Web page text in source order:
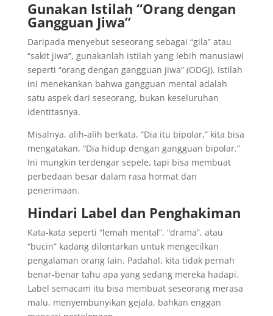
Gunakan Istilah “Orang dengan
Gangguan Jiwa”
Daripada menyebut seseorang sebagai “gila” atau
“sakit jiwa”, gunakanlah istilah yang lebih manusiawi
seperti “orang dengan gangguan jiwa” (ODGJ). Istilah
ini menekankan bahwa gangguan mental adalah
satu aspek dari seseorang, bukan keseluruhan
identitasnya.
Misalnya, alih-alih berkata, “Dia itu bipolar,” kita bisa
mengatakan, “Dia hidup dengan gangguan bipolar.”
Ini mungkin terdengar sepele, tapi bisa membuat
perbedaan besar dalam rasa hormat dan
penerimaan.
Hindari Label dan Penghakiman
Kata-kata seperti “lemah mental”, “drama”, atau
“bucin” kadang dilontarkan untuk mengecilkan
pengalaman orang lain. Padahal, kita tidak pernah
benar-benar tahu apa yang sedang mereka hadapi.
Label semacam itu bisa membuat seseorang merasa
malu, menyembunyikan gejala, bahkan enggan